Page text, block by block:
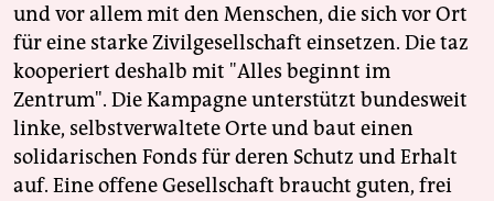
und vor allem mit den Menschen, die sich vor Ort
für eine starke Zivilgesellschaft einsetzen. Die taz
kooperiert deshalb mit "Alles beginnt im
Zentrum". Die Kampagne unterstützt bundesweit
linke, selbstverwaltete Orte und baut einen
solidarischen Fonds für deren Schutz und Erhalt
auf. Eine offene Gesellschaft braucht guten, frei